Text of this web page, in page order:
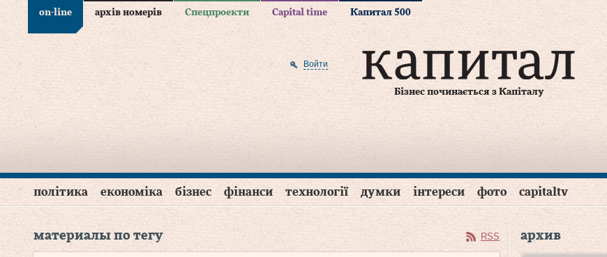
on-line архів номерів Спецпроекти Capital time Капитал 500
Бізнес починається з Капіталу
Войти
політика економіка бізнес фінанси технології думки інтереси фото capitaltv
материалы по тегу RSS архив